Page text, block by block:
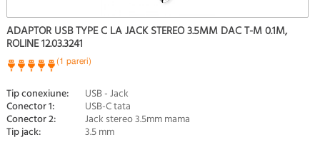
ADAPTOR USB TYPE C LA JACK STEREO 3.5MM DAC T-M 0.1M,
ROLINE 12.03.3241
(1 pareri)
Tip conexiune: USB - Jack
Conector 1: USB-C tata
Conector 2: Jack stereo 3.5mm mama
Tip jack: 3.5 mm